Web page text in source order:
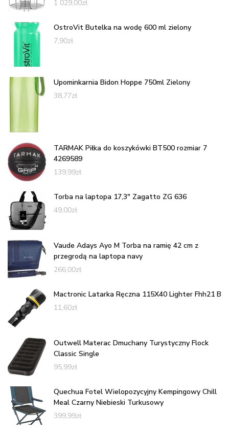
1 029,00zł
OstroVit Butelka na wodę 600 ml zielony
7,90zł
Upominkarnia Bidon Hoppe 750ml Zielony
38,77zł
TARMAK Piłka do koszykówki BT500 rozmiar 7
4269589
139,99zł
Torba na laptopa 17,3" Zagatto ZG 636
49,00zł
Vaude Adays Ayo M Torba na ramię 42 cm z
przegrodą na laptopa navy
266,00zł
Mactronic Latarka Ręczna 115X40 Lighter Fhh21 B
11,60zł
Outwell Materac Dmuchany Turystyczny Flock
Classic Single
95,99zł
Quechua Fotel Wielopozycyjny Kempingowy Chill
Meal Czarny Niebieski Turkusowy
399,99zł